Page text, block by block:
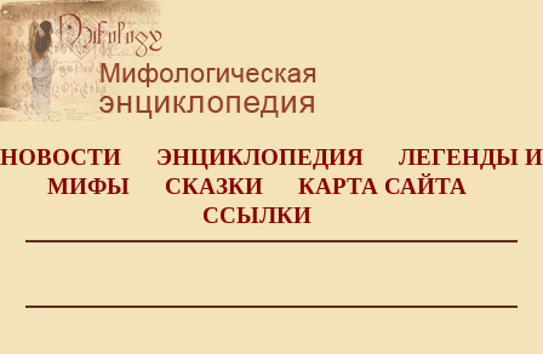
НОВОСТИ ЭНЦИКЛОПЕДИЯ
ЛЕГЕНДЫ И
МИФЫ
СКАЗКИ
КАРТА САЙТА
ССЫЛКИ